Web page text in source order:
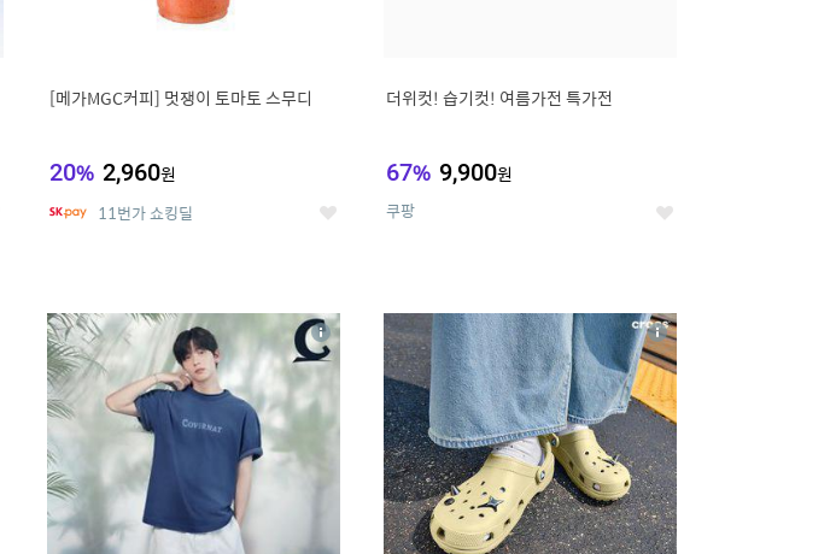
[메가MGC커피] 멋쟁이 토마토 스무디
20% 2,960원
11번가 쇼킹딜 좋
더위컷! 습기컷! 여름가전 특가전
67% 9,900원
쿠팡 좋
15
상
세
16
상
세